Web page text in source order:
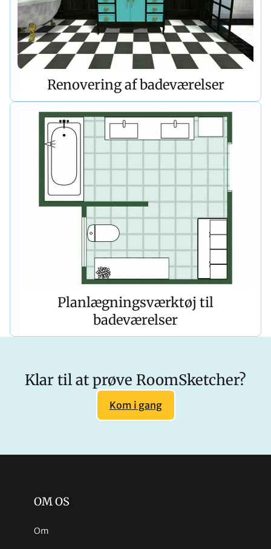
Renovering af badeværelser
Planlægningsværktøj til
badeværelser
Klar til at prøve RoomSketcher?
Kom i gang
OM OS
Om